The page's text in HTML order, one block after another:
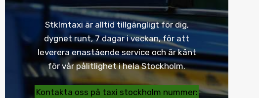
Stklmtaxi är alltid tillgängligt för dig,
dygnet runt, 7 dagar i veckan, för att
leverera enastående service och är känt
för vår pålitlighet i hela Stockholm.
Kontakta oss på taxi stockholm nummer: